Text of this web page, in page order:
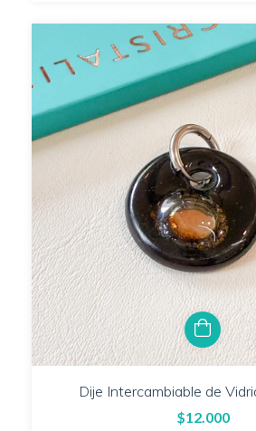
Dije Intercambiable de
$12.000